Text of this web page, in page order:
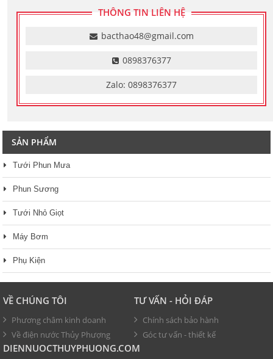
THÔNG TIN LIÊN HỆ
bacthao48@gmail.com
0898376377
Zalo: 0898376377
SẢN PHẨM
Tưới Phun Mưa
Phun Sương
Tưới Nhỏ Giọt
Máy Bơm
Phụ Kiện
VỀ CHÚNG TÔI
Phương châm kinh doanh
Về điện nước Thủy Phượng
TƯ VẤN - HỎI ĐÁP
Chính sách bảo hành
Góc tư vấn - thiết kế
DIENNUOCTHUYPHUONG.COM